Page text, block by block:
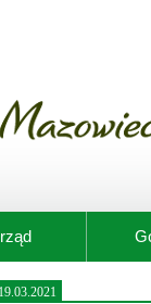
19.03.2021